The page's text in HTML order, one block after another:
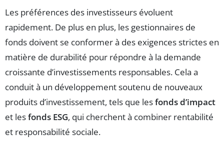
Les préférences des investisseurs évoluent
rapidement. De plus en plus, les gestionnaires de
fonds doivent se conformer à des exigences strictes en
matière de durabilité pour répondre à la demande
croissante d’investissements responsables. Cela a
conduit à un développement soutenu de nouveaux
produits d’investissement, tels que lesfonds d’impact
et lesfonds ESG, qui cherchent à combiner rentabilité
et responsabilité sociale.